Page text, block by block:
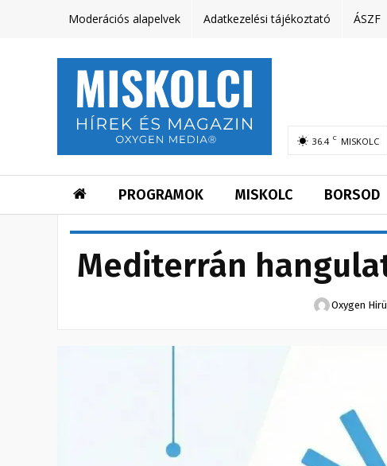
Moderációs alapelvek Adatkezelési tájékoztató ÁSZF
36.4 C MISKOLC
PROGRAMOK MISKOLC BORSOD
Mediterrán
Oxygen